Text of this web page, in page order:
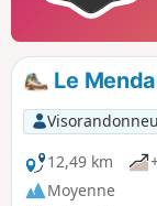
cartes ont
la randonnée se
trop de repère. Il
sérieux sens de
habitué à
réserve donc
conseillée.
Le
12,49 km
Moyenne